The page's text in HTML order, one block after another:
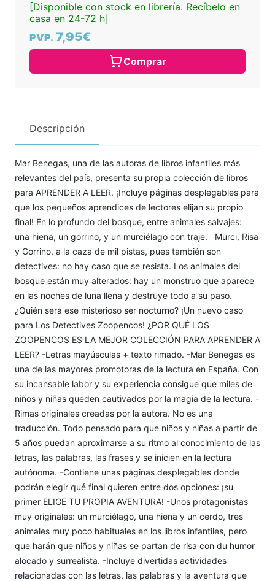
[Disponible con stock en librería. Recíbelo en
casa en 24-72 h]
PVP. 7,95€
Comprar
Descripción
Mar Benegas, una de las autoras de libros infantiles más
relevantes del país, presenta su propia colección de libros
para APRENDER A LEER. ¡Incluye páginas desplegables para
que los pequeños aprendices de lectores elijan su propio
final! En lo profundo del bosque, entre animales salvajes:
una hiena, un gorrino, y un murciélago con traje. Murci, Risa
y Gorrino, a la caza de mil pistas, pues también son
detectives: no hay caso que se resista. Los animales del
bosque están muy alterados: hay un monstruo que aparece
en las noches de luna llena y destruye todo a su paso.
¿Quién será ese misterioso ser nocturno? ¡Un nuevo caso
para Los Detectives Zoopencos! ¿POR QUÉ LOS
ZOOPENCOS ES LA MEJOR COLECCIÓN PARA APRENDER A
LEER? -Letras mayúsculas + texto rimado. -Mar Benegas es
una de las mayores promotoras de la lectura en España. Con
su incansable labor y su experiencia consigue que miles de
niños y niñas queden cautivados por la magia de la lectura. -
Rimas originales creadas por la autora. No es una
traducción. Todo pensado para que niños y niñas a partir de
5 años puedan aproximarse a su ritmo al conocimiento de las
letras, las palabras, las frases y se inicien en la lectura
autónoma. -Contiene unas páginas desplegables donde
podrán elegir qué final quieren entre dos opciones: ¡su
primer ELIGE TU PROPIA AVENTURA! -Unos protagonistas
muy originales: un murciélago, una hiena y un cerdo, tres
animales muy poco habituales en los libros infantiles, pero
que harán que niños y niñas se partan de risa con du humor
alocado y surrealista. -Incluye divertidas actividades
relacionadas con las letras, las palabras y la aventura que